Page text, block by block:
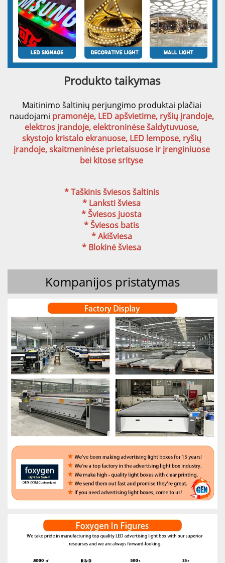
Produkto taikymas
Maitinimo šaltinių perjungimo produktai plačiai
naudojami pramonėje, LED apšvietime, ryšių įrandoje,
elektros įrandoje, elektroninėse šaldytuvuose,
skystojo kristalo ekranuose, LED lempose, ryšių
įrandoje, skaitmeninėse prietaisuose ir įrenginiuose
bei kitose srityse
* Taškinis šviesos šaltinis
* Lanksti šviesa
* Šviesos juosta
* Šviesos batis
* Akišviesa
* Blokinė šviesa
Kompanijos pristatymas